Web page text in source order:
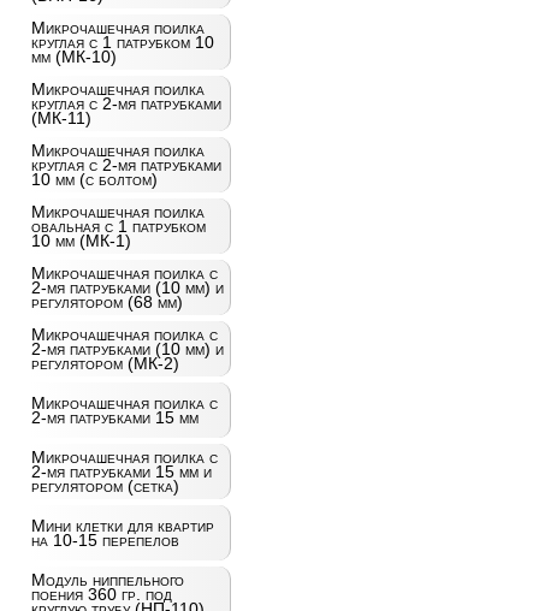
Микрочашечная поилка
круглая с 1 патрубком 10
мм (МК-10)
Микрочашечная поилка
круглая с 2-мя патрубками
(МК-11)
Микрочашечная поилка
круглая с 2-мя патрубками
10 мм (с болтом)
Микрочашечная поилка
овальная с 1 патрубком
10 мм (МК-1)
Микрочашечная поилка с
2-мя патрубками (10 мм) и
регулятором (68 мм)
Микрочашечная поилка с
2-мя патрубками (10 мм) и
регулятором (МК-2)
Микрочашечная поилка с
2-мя патрубками 15 мм
Микрочашечная поилка с
2-мя патрубками 15 мм и
регулятором (сетка)
Мини клетки для квартир
на 10-15 перепелов
Модуль ниппельного
поения 360 гр. под